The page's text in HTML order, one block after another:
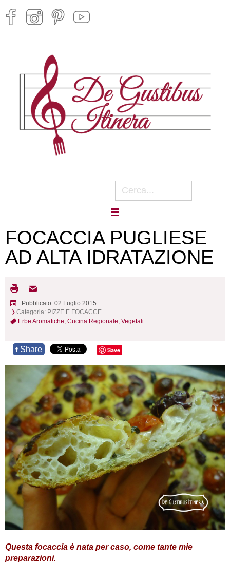
FOCACCIA PUGLIESE
AD ALTA IDRATAZIONE
Pubblicato: 02 Luglio 2015
Categoria: PIZZE E FOCACCE
Erbe Aromatiche, Cucina Regionale, Vegetali
f Share Save
Questa focaccia è nata per caso, come tante mie
preparazioni.